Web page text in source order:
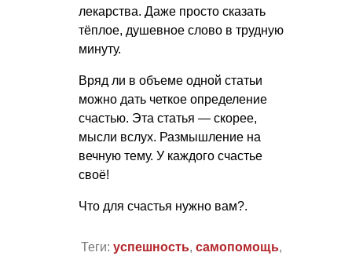
лекарства. Даже просто сказать
тёплое, душевное слово в трудную
минуту.
Вряд ли в объеме одной статьи
можно дать четкое определение
счастью. Эта статья — скорее,
мысли вслух. Размышление на
вечную тему. У каждого счастье
своё!
Что для счастья нужно вам?.
Теги: успешность, самопомощь,